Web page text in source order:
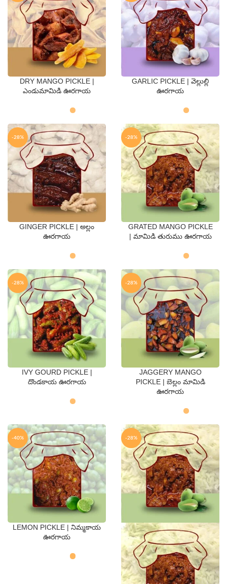
QTY
DRY MANGO PICKLE |
ఎండుమామిడి ఊరగాయ
QTY
GARLIC PICKLE | వెల్లుల్లి
ఊరగాయ
-28%
QTY
GINGER PICKLE | అల్లం
ఊరగాయ
-28%
QTY
GRATED MANGO PICKLE
| మామిడి తురుము ఊరగాయ
-28%
QTY
IVY GOURD PICKLE |
దొండకాయ ఊరగాయ
-28%
QTY
500 Gms
JAGGERY MANGO
PICKLE | బెల్లం మామిడి
ఊరగాయ
-40%
QTY
LEMON PICKLE | నిమ్మకాయ
ఊరగాయ
-28%